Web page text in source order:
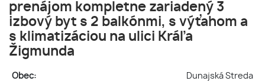
prenájom kompletne zariadený 3
izbový byt s 2 balkónmi, s výťahom a
s klimatizáciou na ulici Kráľa
Žigmunda
Obec:
Dunajská Streda